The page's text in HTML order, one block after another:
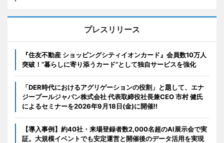
プレスリリース
『住友不動産 ショッピングシティイオンカード』会員数10万人
突破！“暮らしに寄り添うカード”として独自サービスを強化
「DER時代におけるアグリゲーションの役割」と題して、エナ
ジープールジャパン株式会社 代表取締役社長兼CEO 市村 健氏
によるセミナーを2026年9月18日(金)に開催!!
【導入事例】約40社・来場登録者数2,000名超のAI展示会で実
証。大規模イベントでも安定運営と開催後のデータ活用を実現